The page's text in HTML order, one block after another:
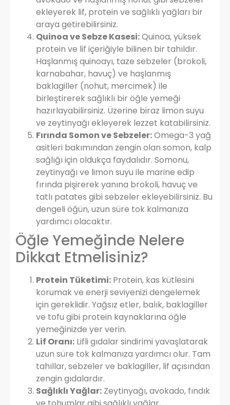
ekleyerek lif, protein ve sağlıklı yağları bir
araya getirebilirsiniz.
Quinoa ve Sebze Kasesi:Quinoa, yüksek
protein ve lif içeriğiyle bilinen bir tahıldır.
Haşlanmış quinoayı, taze sebzeler (brokoli,
karnabahar, havuç) ve haşlanmış
baklagiller (nohut, mercimek) ile
birleştirerek sağlıklı bir öğle yemeği
hazırlayabilirsiniz. Üzerine biraz limon suyu
ve zeytinyağı ekleyerek lezzet katabilirsiniz.
Fırında Somon ve Sebzeler:Omega-3 yağ
asitleri bakımından zengin olan somon, kalp
sağlığı için oldukça faydalıdır. Somonu,
zeytinyağı ve limon suyu ile marine edip
fırında pişirerek yanına brokoli, havuç ve
tatlı patates gibi sebzeler ekleyebilirsiniz. Bu
dengeli öğün, uzun süre tok kalmanıza
yardımcı olacaktır.
Öğle Yemeğinde Nelere
Dikkat Etmelisiniz?
Protein Tüketimi: Protein, kas kütlesini
korumak ve enerji seviyenizi dengelemek
için gereklidir. Yağsız etler, balık, baklagiller
ve tofu gibi protein kaynaklarına öğle
yemeğinizde yer verin.
Lif Oranı: Lifli gıdalar sindirimi yavaşlatarak
uzun süre tok kalmanıza yardımcı olur. Tam
tahıllar, sebzeler ve baklagiller, lif açısından
zengin gıdalardır.
Sağlıklı Yağlar: Zeytinyağı, avokado, fındık